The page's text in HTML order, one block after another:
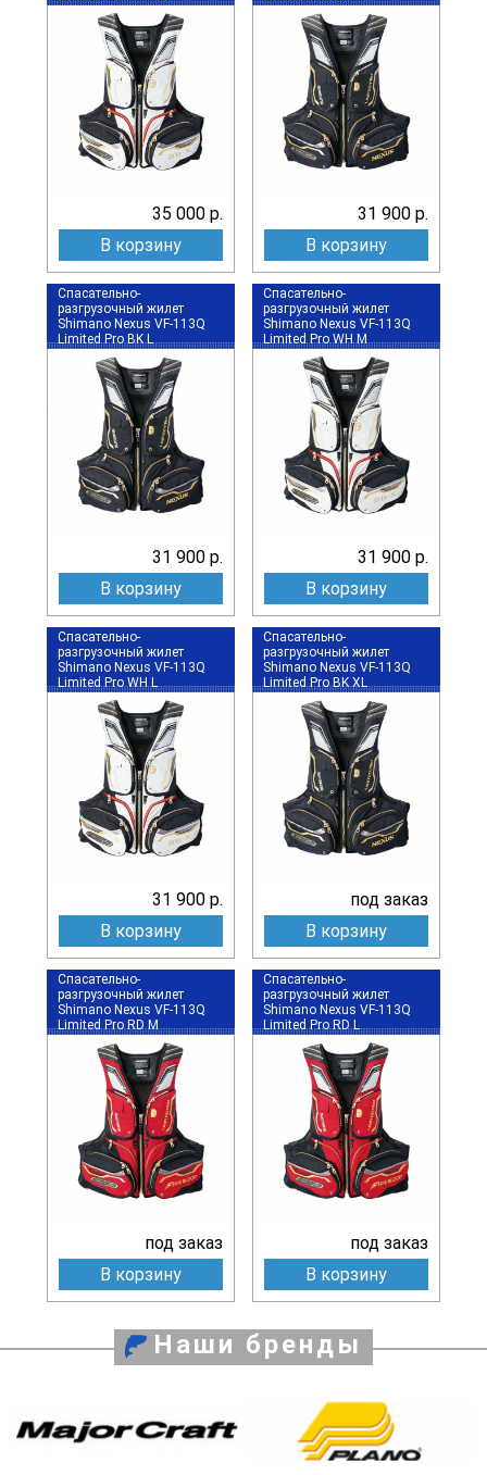
35 000 р.
В корзину
31 900 р.
В корзину
Спасательно-
разгрузочный жилет
Shimano Nexus VF-113Q
Limited Pro BK L
31 900 р.
В корзину
Спасательно-
разгрузочный жилет
Shimano Nexus VF-113Q
Limited Pro WH M
31 900 р.
В корзину
Спасательно-
разгрузочный жилет
Shimano Nexus VF-113Q
Limited Pro WH L
31 900 р.
В корзину
Спасательно-
разгрузочный жилет
Shimano Nexus VF-113Q
Limited Pro BK XL
под заказ
В корзину
Спасательно-
разгрузочный жилет
Shimano Nexus VF-113Q
Limited Pro RD M
под заказ
В корзину
Спасательно-
разгрузочный жилет
Shimano Nexus VF-113Q
Limited Pro RD L
под заказ
В корзину
Наши бренды